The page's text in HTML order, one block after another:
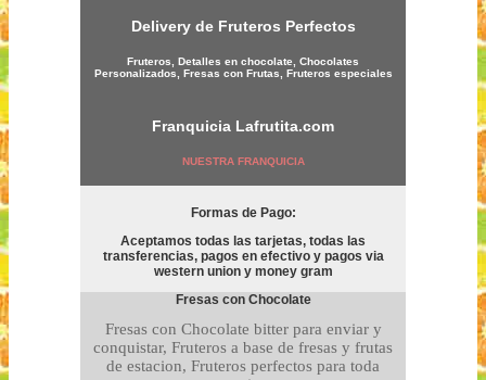
Delivery de Fruteros Perfectos
Fruteros, Detalles en chocolate, Chocolates
Personalizados, Fresas con Frutas, Fruteros especiales
Franquicia Lafrutita.com
NUESTRA FRANQUICIA
Formas de Pago:
Aceptamos todas las tarjetas, todas las
transferencias, pagos en efectivo y pagos via
western union y money gram
Fresas con Chocolate
Fresas con Chocolate bitter para enviar y
conquistar, Fruteros a base de fresas y frutas
de estacion, Fruteros perfectos para toda